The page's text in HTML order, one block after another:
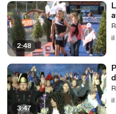
2:48
il
3:47
il